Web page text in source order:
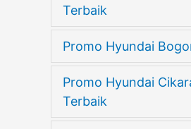
Terbaik
Promo Hyundai
Promo Hyundai
Terbaik